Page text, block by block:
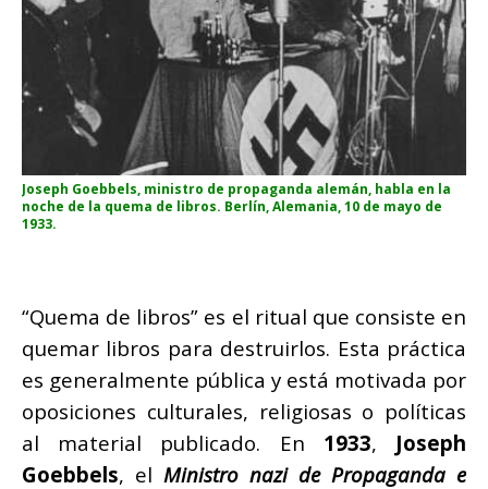
Joseph Goebbels, ministro de propaganda alemán, habla en la
noche de la quema de libros. Berlín, Alemania, 10 de mayo de
1933.
“Quema de libros” es el ritual que consiste en
quemar libros para destruirlos. Esta práctica
es generalmente pública y está motivada por
oposiciones culturales, religiosas o políticas
al material publicado. En 1933, Joseph
Goebbels, el Ministro nazi de Propaganda e